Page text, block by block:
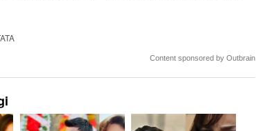
Content sponsored by Outbrain